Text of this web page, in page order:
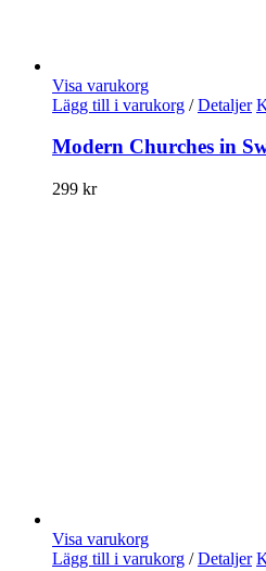
Visa varukorg
Lägg till i varukorg / Detaljer
Modern Churches in
299 kr
Visa varukorg
Lägg till i varukorg / Detaljer